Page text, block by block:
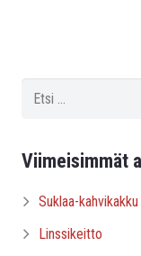
Viimeisimmät
Suklaa-kahvikakku
Linssikeitto